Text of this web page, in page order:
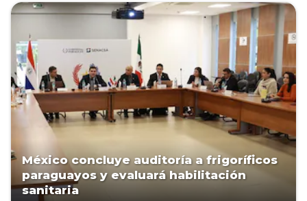
México concluye auditoría a frigoríficos
paraguayos y evaluará habilitación
sanitaria